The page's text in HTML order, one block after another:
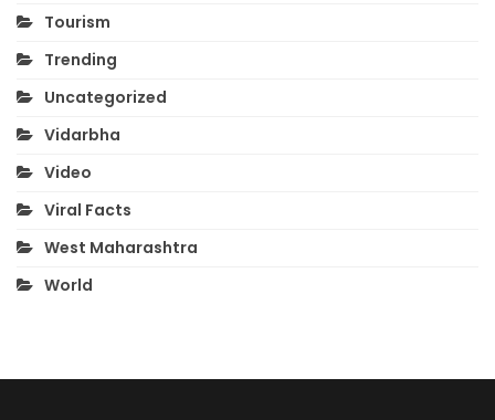
Tourism
Trending
Uncategorized
Vidarbha
Video
Viral Facts
West Maharashtra
World